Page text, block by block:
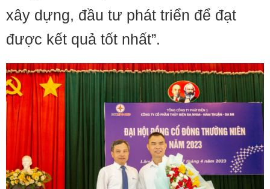
xây dựng, đầu tư phát triển để đạt
được kết quả tốt nhất”.